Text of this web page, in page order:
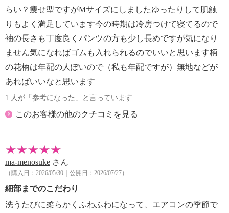
・中国製
らい？痩せ型ですがMサイズにしましたゆったりして肌触
りもよく満足しています今の時期は冷房つけて寝てるので
袖の長さも丁度良くパンツの方も少し長めですが気になり
ません気になればゴムも入れられるのでいいと思います柄
の花柄は年配の人ぽいので（私も年配ですが）無地などが
あればいいなと思います
1 人が「参考になった」と言っています
このお客様の他のクチコミを見る
ma-menosuke さん
（購入日：2026/05/30｜公開日：2026/07/27）
細部までのこだわり
洗うたびに柔らかくふわふわになって、エアコンの季節で